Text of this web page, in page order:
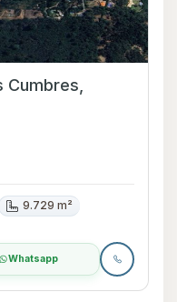
9.729 m²
Whatsapp